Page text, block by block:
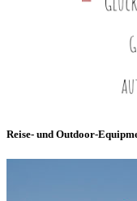
Reise- und Outdoor-